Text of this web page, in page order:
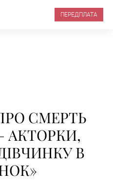
ПЕРЕДПЛАТА
СМЕРТЬ
АКТОРКИ,
В